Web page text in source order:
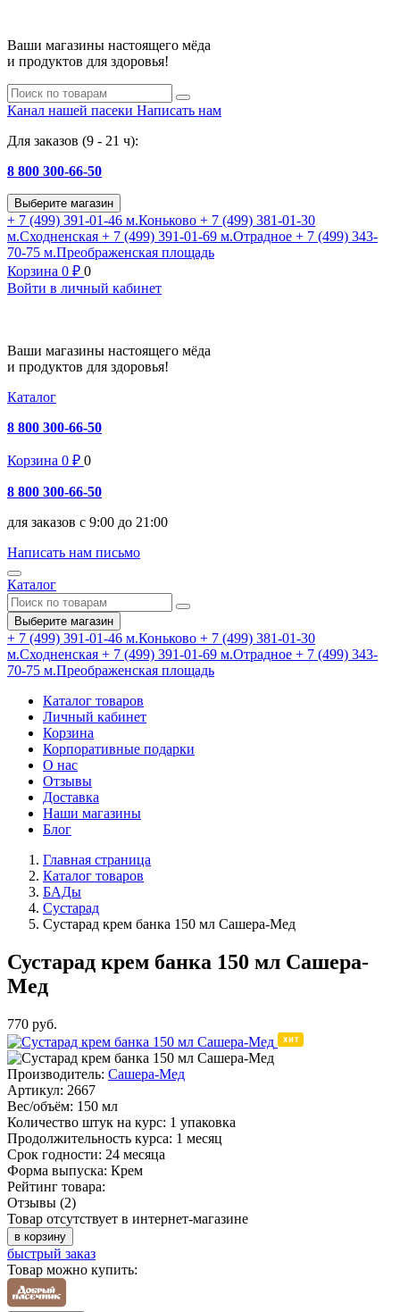
Ваши магазины настоящего мёда
и продуктов для здоровья!
Канал нашей пасеки Написать нам
Для заказов (9 - 21 ч):
8 800 300-66-50
Выберите магазин
+ 7 (499) 391-01-46 м.Коньково + 7 (499) 381-01-30
м.Сходненская + 7 (499) 391-01-69 м.Отрадное + 7 (499) 343-
70-75 м.Преображенская площадь
Корзина 0 ₽ 0
Войти в личный кабинет
Ваши магазины настоящего мёда
и продуктов для здоровья!
Каталог
8 800 300-66-50
Корзина 0 ₽ 0
8 800 300-66-50
для заказов с 9:00 до 21:00
Написать нам письмо
Каталог
Выберите магазин
+ 7 (499) 391-01-46 м.Коньково + 7 (499) 381-01-30
м.Сходненская + 7 (499) 391-01-69 м.Отрадное + 7 (499) 343-
70-75 м.Преображенская площадь
Каталог товаров
Личный кабинет
Корзина
Корпоративные подарки
О нас
Отзывы
Доставка
Наши магазины
Блог
Главная страница
Каталог товаров
БАДы
Сустарад
Сустарад крем банка 150 мл Сашера-Мед
Сустарад крем банка 150 мл Сашера-
Мед
770 руб.
Производитель: Сашера-Мед
Артикул: 2667
Вес/объём: 150 мл
Количество штук на курс: 1 упаковка
Продолжительность курса: 1 месяц
Срок годности: 24 месяца
Форма выпуска: Крем
Рейтинг товара:
Отзывы (2)
Товар отсутствует в интернет-магазине
в корзину
быстрый заказ
Товар можно купить: